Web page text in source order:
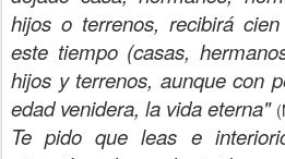
hijos o terrenos, recibirá
este tiempo (casas,
hijos y terrenos, aunque con
edad venidera, la vida eterna"
Te pido que leas e